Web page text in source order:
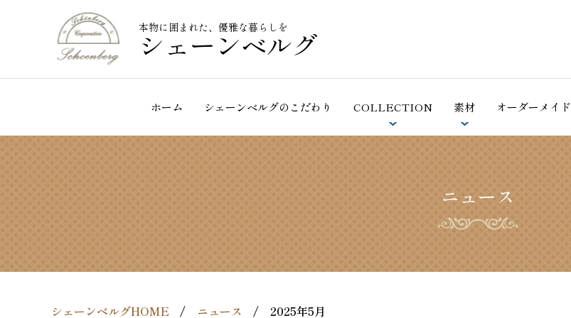
本物に囲まれた、優雅な暮らしを
シェーンベルグ
シェーンベルグのこだわり
COLLECTION
オーダーメイド
ホーム シェーンベルグのこだわり COLLECTION
合掛ふとん
素材
羽毛（ホワイトグースダウン）
オーダーメイド
ニュース
シェーンベルグHOME ニュース 2025年5月